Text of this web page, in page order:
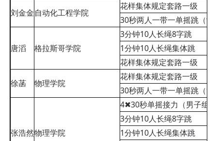
刘金金自动化工程学院
花样集体规定套路一级
30秒两人一带一单摇跳（女
唐滔 格拉斯哥学院
3分钟10人长绳8字跳
1分钟10人长绳集体跳
花样集体规定套路一级
徐菡
物理学院
花样集体规定套路一级
30秒两人一带一单摇跳（混
张浩然物理学院
4✖30秒单摇接力（男子组)
3分钟10人长绳8字跳
1分钟10人长绳集体跳